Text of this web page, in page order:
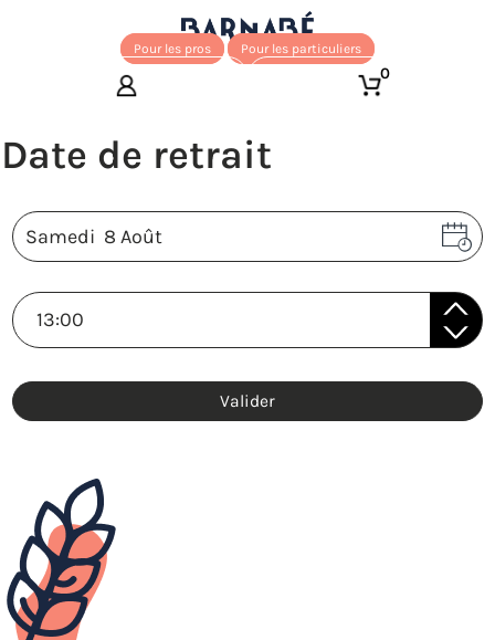
Pour les pros Pour les particuliers
0
Valider